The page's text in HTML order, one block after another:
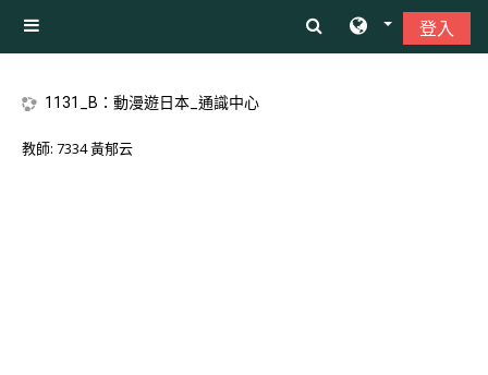
側板
登入
1131_B：動漫遊日本_通識中心
教師: 7334 黃郁云